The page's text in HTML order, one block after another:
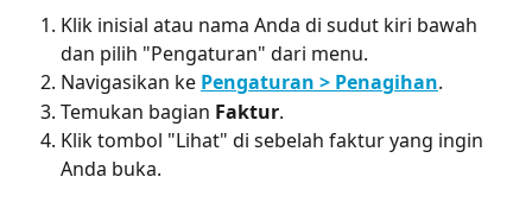
Klik inisial atau nama Anda di sudut kiri bawah
dan pilih "Pengaturan" dari menu.
Navigasikan ke Pengaturan > Penagihan.
Temukan bagian Faktur.
Klik tombol "Lihat" di sebelah faktur yang ingin
Anda buka.